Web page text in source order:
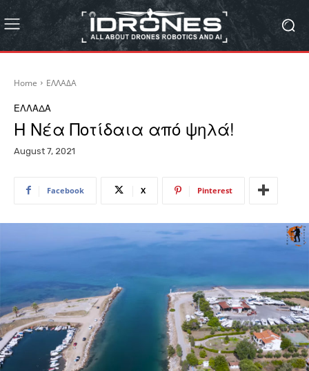
Home ΕΛΛΑΔΑ
ΕΛΛΑΔΑ
Η Νέα Ποτίδαια από ψηλά!
August 7, 2021
Facebook X Pinterest